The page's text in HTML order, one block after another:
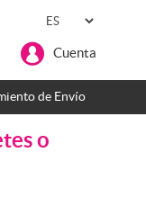
Cuenta
de Envío
o